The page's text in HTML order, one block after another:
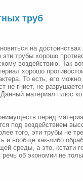
труб
на достоинствах
трубы хорошо
воздействию. Так
хорошо
То есть, его
не гниет, не
материал плюс
перед
под воздействием
того, эти трубы не
и вообще как-либо
среды, а это, кстати
об экономии не